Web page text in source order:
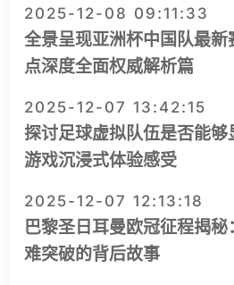
2025-12-08 09:11:33
全景呈现亚洲杯中国队最
点深度全面权威解析篇
2025-12-07 13:42:15
探讨足球虚拟队伍是否能
游戏沉浸式体验感受
2025-12-07 12:13:18
巴黎圣日耳曼欧冠征程揭
难突破的背后故事